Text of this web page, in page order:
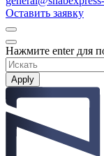
Оставить заявку
Нажмите enter для
Apply